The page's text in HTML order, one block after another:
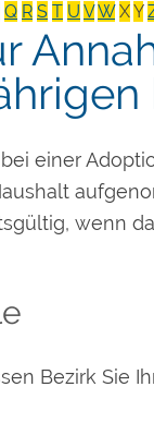
Q R S T U VW XY
einer
wenn
Bezirk Sie